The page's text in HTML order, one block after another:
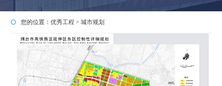
您的位置：优秀工程 >城市规划